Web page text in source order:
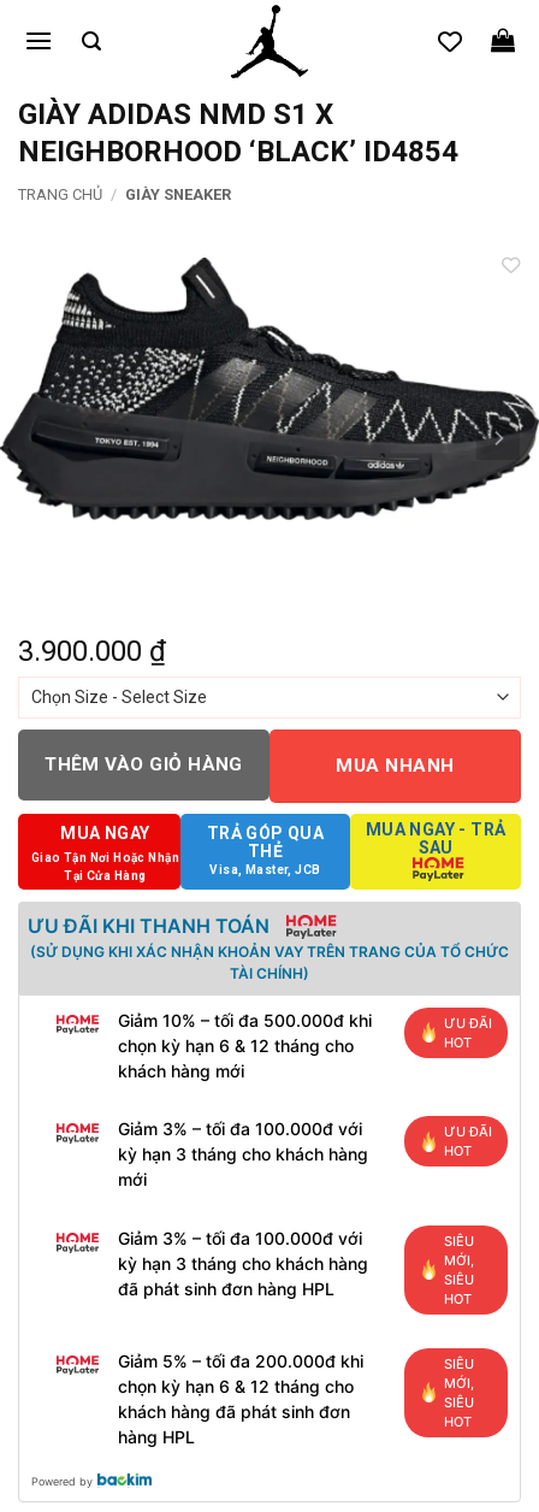
qua
dungGIÀY ADIDAS NMD S1 X
NEIGHBORHOOD ‘BLACK’ ID4854
TRANG CHỦ / GIÀY SNEAKER
3.900.000 ₫
THÊM VÀO GIỎ HÀNG MUA NHANH
MUA NGAY
Giao Tận Nơi Hoặc Nhận
Tại Cửa Hàng
TRẢ GÓP QUA
THẺ
Visa, Master, JCB
MUA NGAY - TRẢ
SAU
ƯU ĐÃI KHI THANH TOÁN
(SỬ DỤNG KHI XÁC NHẬN KHOẢN VAY TRÊN TRANG CỦA TỔ CHỨC
TÀI CHÍNH)
Giảm 10% – tối đa 500.000đ khi
chọn kỳ hạn 6 & 12 tháng cho
khách hàng mới
ƯU ĐÃI
HOT
Giảm 3% – tối đa 100.000đ với
kỳ hạn 3 tháng cho khách hàng
mới
ƯU ĐÃI
HOT
Giảm 3% – tối đa 100.000đ với
kỳ hạn 3 tháng cho khách hàng
đã phát sinh đơn hàng HPL
SIÊU
MỚI,
SIÊU
HOT
Giảm 5% – tối đa 200.000đ khi
chọn kỳ hạn 6 & 12 tháng cho
khách hàng đã phát sinh đơn
hàng HPL
SIÊU
MỚI,
SIÊU
HOT
Powered by